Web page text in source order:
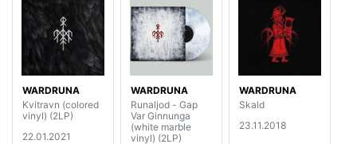
WARDRUNA
Kvitravn (colored
vinyl) (2LP)
22.01.2021
WARDRUNA
Runaljod - Gap
Var Ginnunga
(white marble
vinyl) (2LP)
WARDRUNA
Skald
23.11.2018